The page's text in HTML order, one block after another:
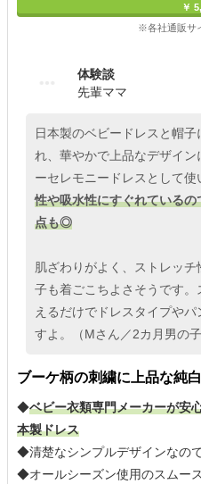
￥
※各社通販サ
体験談
先輩ママ
日本製のベビードレスと帽
れ、華やかで上品なデザイ
ーセレモニードレスとして使
性や吸水性にすぐれている
点も◎
肌ざわりがよく、ストレッ
子も着ごこちよさそうです
えるだけでドレスタイプや
すよ。（Mさん／2カ月男の子
ブーケ柄の刺繍に上品な純
◆ベビー衣類専門メーカーが安
本製ドレス
◆清楚なシンプルデザインなの
◆オールシーズン使用のスムー